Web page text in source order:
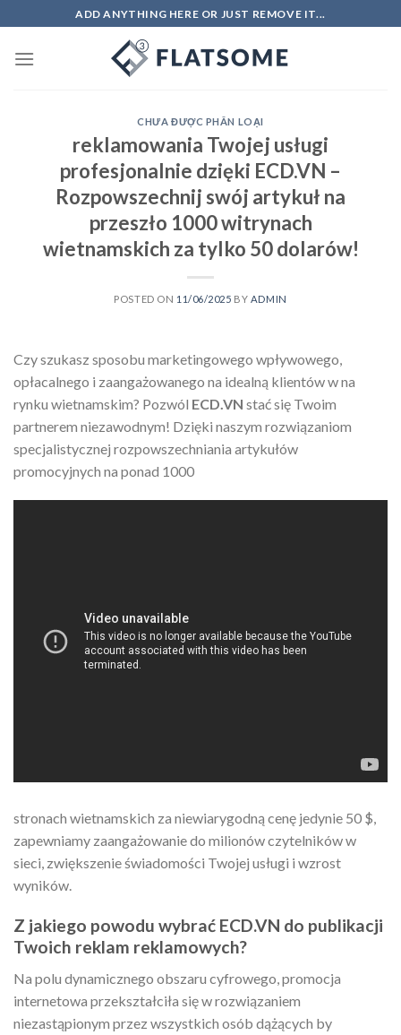
to
content
ADD ANYTHING HERE OR JUST REMOVE IT...
CHƯA ĐƯỢC PHÂN LOẠI
reklamowania Twojej usługi
profesjonalnie dzięki ECD.VN –
Rozpowszechnij swój artykuł na
przeszło 1000 witrynach
wietnamskich za tylko 50 dolarów!
POSTED ON 11/06/2025 BY ADMIN
Czy szukasz sposobu marketingowego wpływowego,
opłacalnego i zaangażowanego na idealną klientów w na
rynku wietnamskim? Pozwól ECD.VN stać się Twoim
partnerem niezawodnym! Dzięki naszym rozwiązaniom
specjalistycznej rozpowszechniania artykułów
promocyjnych na ponad 1000
stronach wietnamskich za niewiarygodną cenę jedynie 50 $,
zapewniamy zaangażowanie do milionów czytelników w
sieci, zwiększenie świadomości Twojej usługi i wzrost
wyników.
Z jakiego powodu wybrać ECD.VN do publikacji
Twoich reklam reklamowych?
Na polu dynamicznego obszaru cyfrowego, promocja
internetowa przekształciła się w rozwiązaniem
niezastąpionym przez wszystkich osób dążących by